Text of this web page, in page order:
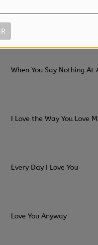
When You Say Nothing At
I Love the Way You Love
Every Day I Love You
Love You Anyway